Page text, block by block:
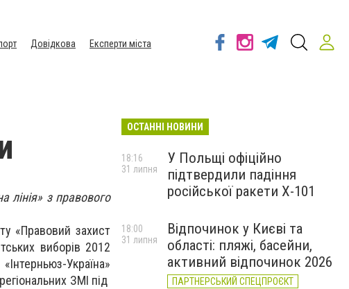
Довідкова
Експерти міста
лінія» з правового
«Правовий захист
виборів 2012
Україна»
ЗМІ під
ОСТАННІ НОВИНИ
У Польщі офіційно
підтвердили падіння
російської ракети Х-101
18:16
31 липня
Відпочинок у Києві та
області: пляжі, басейни,
активний відпочинок 2026
ПАРТНЕРСЬКИЙ СПЕЦПРОЄКТ
18:00
31 липня